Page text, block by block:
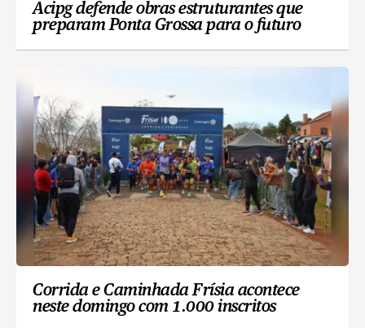
Acipg defende obras estruturantes que
preparam Ponta Grossa para o futuro
Corrida e Caminhada Frísia acontece
neste domingo com 1.000 inscritos